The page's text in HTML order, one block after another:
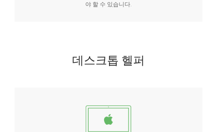
야 할 수 있습니다.
데스크톱 헬퍼